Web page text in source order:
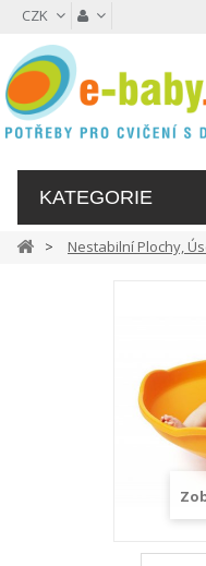
CZK
KATEGORIE
Nestabilní Plochy,